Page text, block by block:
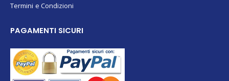
Termini e Condizioni
PAGAMENTI SICURI